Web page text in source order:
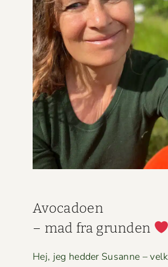
Avo­ca­doen
– mad fra grun­den
Hej, jeg hed­der Susanne –